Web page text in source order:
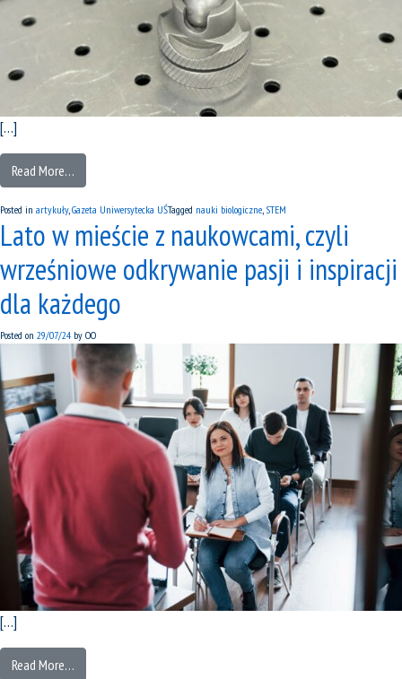
[…]
Read More…
Posted in artykuły,Gazeta Uniwersytecka UŚTagged nauki biologiczne, STEM
Lato w mieście z naukowcami, czyli
wrześniowe odkrywanie pasji i inspiracji
dla każdego
Posted on 29/07/24 by OO
[…]
Read More…